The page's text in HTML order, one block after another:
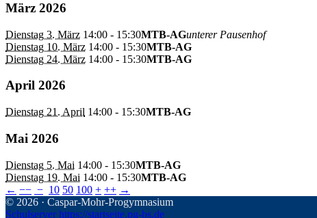
März 2026
Dienstag 3. März 14:00 - 15:30MTB-AGunterer Pausenhof
Dienstag 10. März 14:00 - 15:30MTB-AG
Dienstag 24. März 14:00 - 15:30MTB-AG
April 2026
Dienstag 21. April 14:00 - 15:30MTB-AG
Mai 2026
Dienstag 5. Mai 14:00 - 15:30MTB-AG
Dienstag 19. Mai 14:00 - 15:30MTB-AG
← −− − 10 50 100 + ++ →
© 2026 · Caspar-Mohr-Progymnasium
Schulserver https://startseite.pg-bs.de